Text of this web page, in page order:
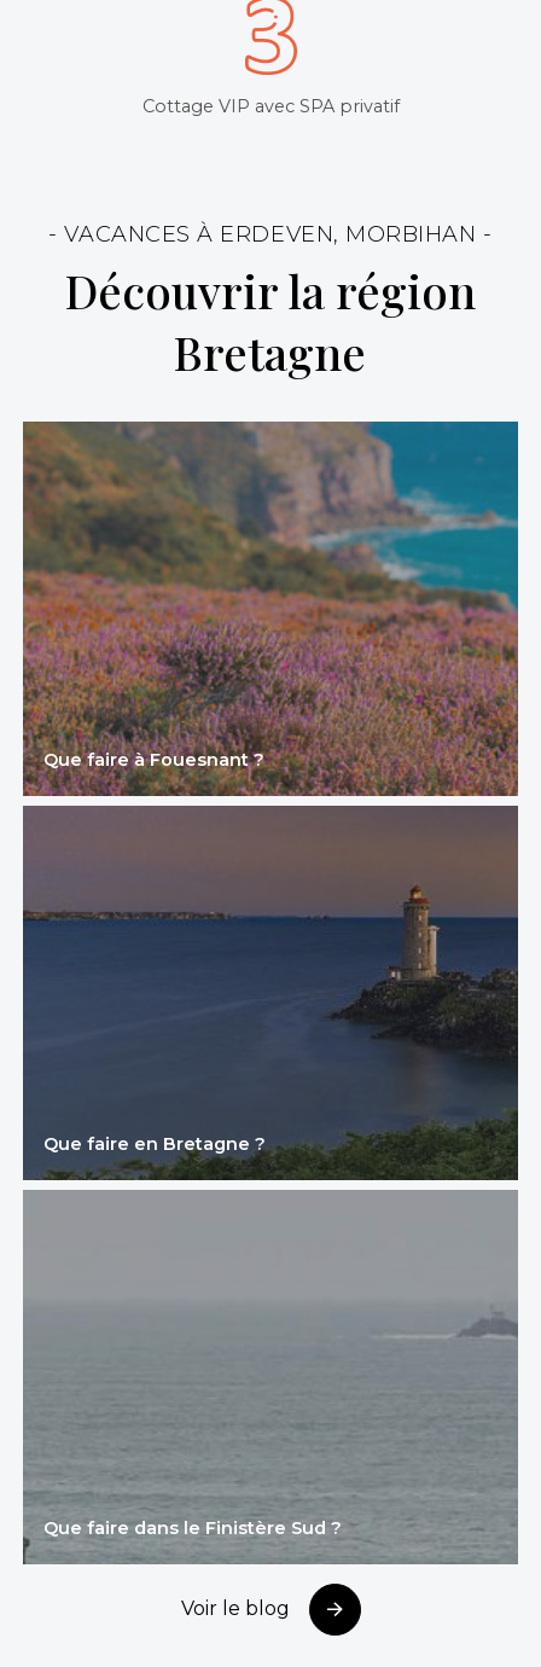
Cottage VIP avec SPA privatif
- VACANCES À ERDEVEN, MORBIHAN -
Découvrir la région
Bretagne
Que faire à Fouesnant ?
Que faire en Bretagne ?
Que faire dans le Finistère Sud ?
Voir le blog